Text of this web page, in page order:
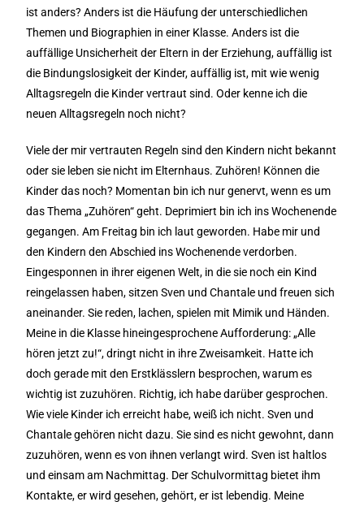
ist anders? Anders ist die Häufung der unterschiedlichen
Themen und Biographien in einer Klasse. Anders ist die
auffällige Unsicherheit der Eltern in der Erziehung, auffällig ist
die Bindungslosigkeit der Kinder, auffällig ist, mit wie wenig
Alltagsregeln die Kinder vertraut sind. Oder kenne ich die
neuen Alltagsregeln noch nicht?
Viele der mir vertrauten Regeln sind den Kindern nicht bekannt
oder sie leben sie nicht im Elternhaus. Zuhören! Können die
Kinder das noch? Momentan bin ich nur genervt, wenn es um
das Thema „Zuhören“ geht. Deprimiert bin ich ins Wochenende
gegangen. Am Freitag bin ich laut geworden. Habe mir und
den Kindern den Abschied ins Wochenende verdorben.
Eingesponnen in ihrer eigenen Welt, in die sie noch ein Kind
reingelassen haben, sitzen Sven und Chantale und freuen sich
aneinander. Sie reden, lachen, spielen mit Mimik und Händen.
Meine in die Klasse hineingesprochene Aufforderung: „Alle
hören jetzt zu!“, dringt nicht in ihre Zweisamkeit. Hatte ich
doch gerade mit den Erstklässlern besprochen, warum es
wichtig ist zuzuhören. Richtig, ich habe darüber gesprochen.
Wie viele Kinder ich erreicht habe, weiß ich nicht. Sven und
Chantale gehören nicht dazu. Sie sind es nicht gewohnt, dann
zuzuhören, wenn es von ihnen verlangt wird. Sven ist haltlos
und einsam am Nachmittag. Der Schulvormittag bietet ihm
Kontakte, er wird gesehen, gehört, er ist lebendig. Meine